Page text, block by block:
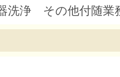
洗浄 その他付随業